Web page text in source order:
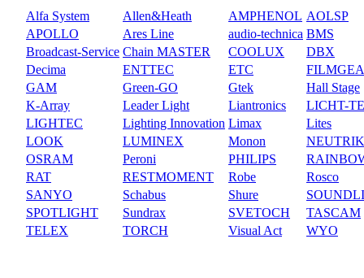
Alfa System Allen&Heath AMPHENOL AOLSP
APOLLO
Ares Line audio-technica BMS
Broadcast-Service Chain MASTER COOLUX
DBX
Decima
ENTTEC ETC
GAM
Green-GO Gtek
Hall Stage
K-Array
Leader Light Liantronics
LICHT-
LIGHTEC
Lighting Innovation Limax
Lites
LOOK
LUMINEX Monon
NEUTRIK
OSRAM
Peroni PHILIPS
RAT
RESTMOMENT Robe
Rosco
SANYO
Schabus Shure
SPOTLIGHT
Sundrax SVETOCH
TASCAM
TELEX
TORCH Visual Act WYO